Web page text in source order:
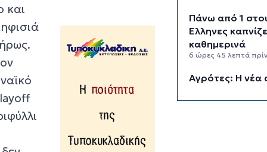
και
Πάνω από 1
Έλληνες
καθημερινά
6 ώρες 45 λεπτά
Αγρότες: Η νέα
myAGRO, οι